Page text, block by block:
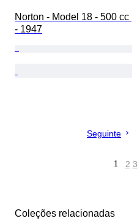
Norton - Model 18 - 500 cc
- 1947
Seguinte
1 2 3
Coleções relacionadas